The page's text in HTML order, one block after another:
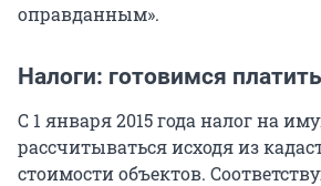
оправданным».
Налоги: готовимся
С 1 января 2015 года налог на
рассчитываться исходя из
стоимости объектов.